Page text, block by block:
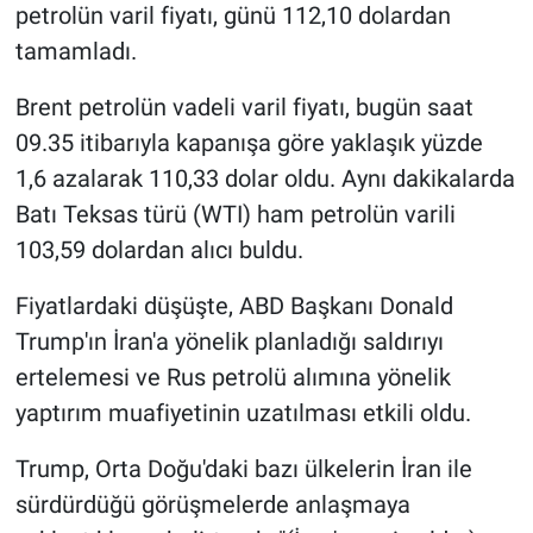
petrolün varil fiyatı, günü 112,10 dolardan
tamamladı.
Brent petrolün vadeli varil fiyatı, bugün saat
09.35 itibarıyla kapanışa göre yaklaşık yüzde
1,6 azalarak 110,33 dolar oldu. Aynı dakikalarda
Batı Teksas türü (WTI) ham petrolün varili
103,59 dolardan alıcı buldu.
Fiyatlardaki düşüşte, ABD Başkanı Donald
Trump'ın İran'a yönelik planladığı saldırıyı
ertelemesi ve Rus petrolü alımına yönelik
yaptırım muafiyetinin uzatılması etkili oldu.
Trump, Orta Doğu'daki bazı ülkelerin İran ile
sürdürdüğü görüşmelerde anlaşmaya